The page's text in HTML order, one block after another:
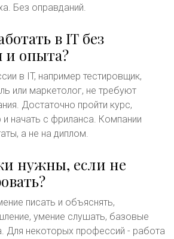
Без оправданий.
в IT без
и опыта?
в IT, например тестировщик,
или маркетолог, не требуют
Достаточно пройти курс,
начать с фриланса. Компании
а не на диплом.
нужны, если не
писать и объяснять,
умение слушать, базовые
Для некоторых профессий - работа